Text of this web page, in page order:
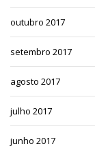
outubro 2017
setembro 2017
agosto 2017
julho 2017
junho 2017